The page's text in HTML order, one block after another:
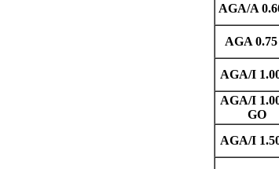
AGA/A
AGA
AGA/I
AGA/I
GO
AGA/I